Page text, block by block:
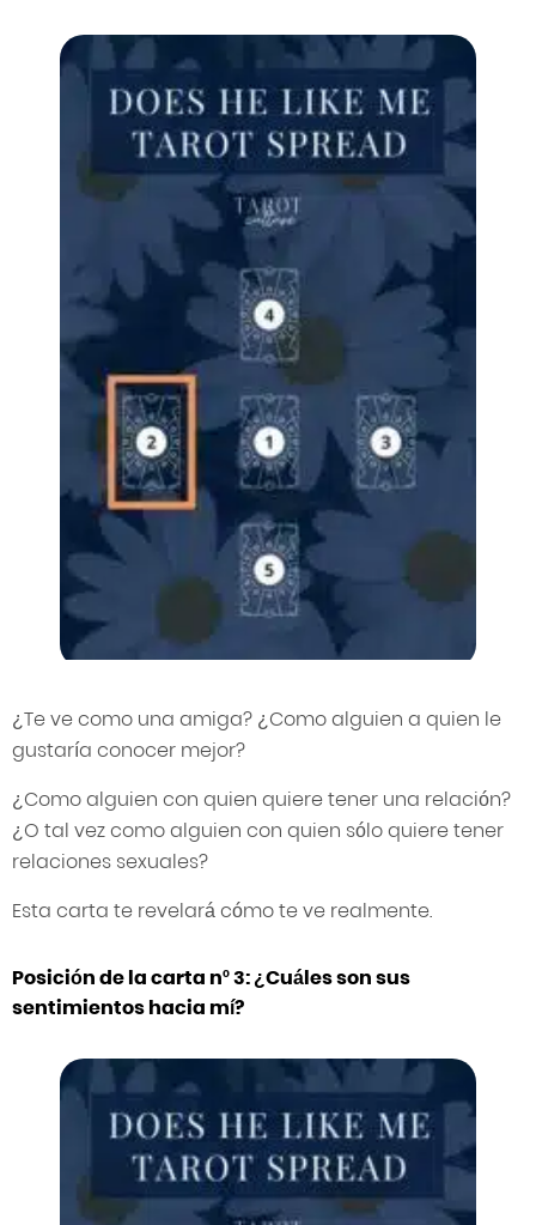
¿Te ve como una amiga? ¿Como alguien a quien le
gustaría conocer mejor?
¿Como alguien con quien quiere tener una relación?
¿O tal vez como alguien con quien sólo quiere tener
relaciones sexuales?
Esta carta te revelará cómo te ve realmente.
Posición de la carta nº 3: ¿Cuáles son sus
sentimientos hacia mí?